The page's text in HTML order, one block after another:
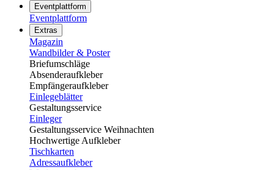
Eventplattform
Eventplattform
Extras
Magazin
Wandbilder & Poster
Briefumschläge
Absenderaufkleber
Empfängeraufkleber
Einlegeblätter
Gestaltungsservice
Einleger
Gestaltungsservice Weihnachten
Hochwertige Aufkleber
Tischkarten
Adressaufkleber